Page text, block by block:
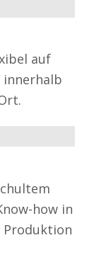
auf
innerhalb
how in
Produktion